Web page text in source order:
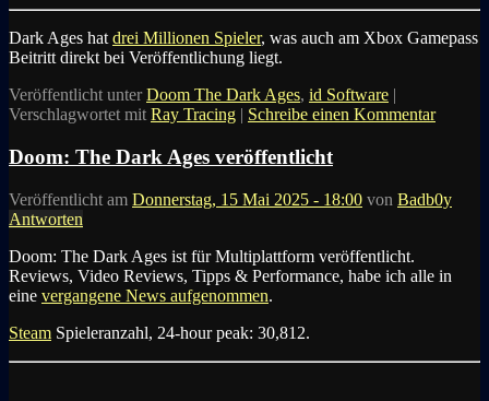
Dark Ages hat drei Millionen Spieler, was auch am Xbox Gamepass
Beitritt direkt bei Veröffentlichung liegt.
Veröffentlicht unter Doom The Dark Ages, id Software |
Verschlagwortet mit Ray Tracing | Schreibe einen Kommentar
Doom: The Dark Ages veröffentlicht
Veröffentlicht am Donnerstag, 15 Mai 2025 - 18:00 von Badb0y
Antworten
Doom: The Dark Ages ist für Multiplattform veröffentlicht.
Reviews, Video Reviews, Tipps & Performance, habe ich alle in
eine vergangene News aufgenommen.
Steam Spieleranzahl, 24-hour peak: 30,812.